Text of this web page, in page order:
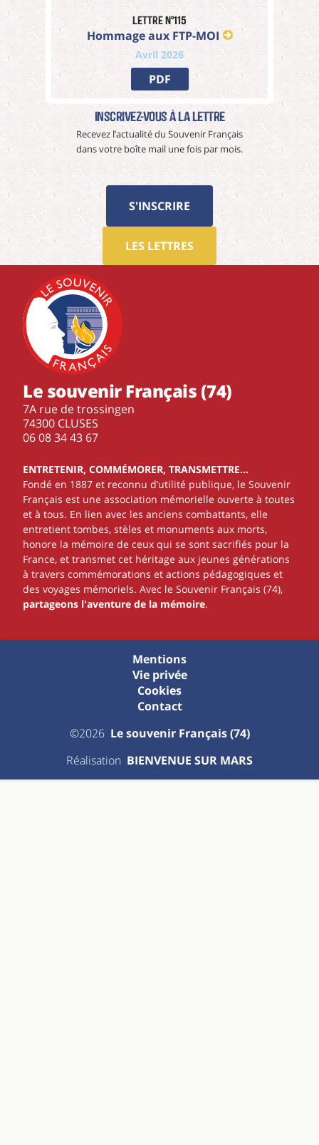
Lettre n°115
Hommage aux FTP-MOI
Avril 2026
PDF
Inscrivez-vous à La Lettre
Recevez l’actualité du Souvenir Français
dans votre boîte mail une fois par mois.
S'INSCRIRE
LES LETTRES
Le souvenir Français (74)
7A rue de trossingen
74300 CLUSES
‭06 08 34 43 67‬
ENTRETENIR, COMMÉMORER, TRANSMETTRE…
Fondé en 1887 et reconnu d’utilité publique, le Souvenir
Français est une association mémorielle ouverte à toutes
et à tous. En lien avec les anciens combattants, elle
entretient tombes, stèles et monuments aux morts,
honore la mémoire de ceux qui se sont sacrifiés pour la
France, et transmet cet héritage aux jeunes générations
à travers commémorations et actions pédagogiques et
des voyages mémoriels. Avec le Souvenir Français (74),
partageons l'aventure de la mémoire.
©2026 Le souvenir Français (74)
Mentions
Vie privée
Cookies
Contact
Réalisation BIENVENUE SUR MARS